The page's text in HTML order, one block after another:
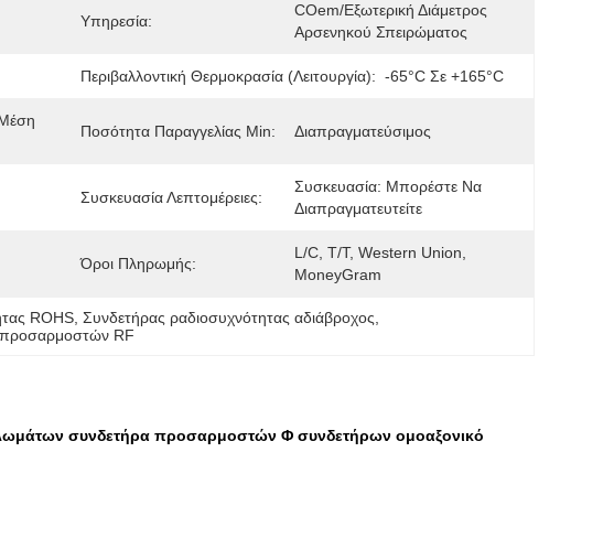
Υπηρεσία:
COem/εξωτερική Διάμετρος
Αρσενηκού Σπειρώματος
Περιβαλλοντική Θερμοκρασία (λειτουργία): -65°C Σε +165°C
Ποσότητα Παραγγελίας Min: Διαπραγματεύσιμος
Συσκευασία Λεπτομέρειες:
Συσκευασία: Μπορέστε Να
Διαπραγματευτείτε
Όροι Πληρωμής:
L/C, T/T, Western Union,
MoneyGram
ROHS , Συνδετήρας ραδιοσυχνότητας αδιάβροχος
προσαρμοστών RF
συνδετήρα προσαρμοστών Φ συνδετήρων ομοαξονικό